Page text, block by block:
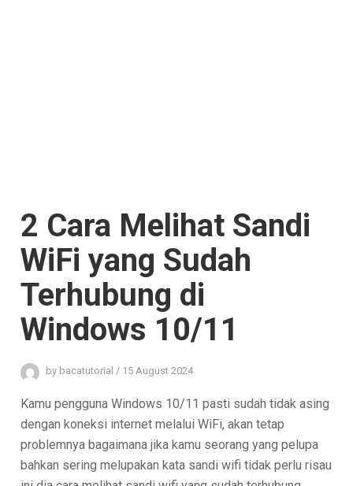
2 Cara Melihat Sandi
WiFi yang Sudah
Terhubung di
Windows 10/11
by bacatutorial / 15 August 2024
Kamu pengguna Windows 10/11 pasti sudah tidak asing
dengan koneksi internet melalui WiFi, akan tetap
problemnya bagaimana jika kamu seorang yang pelupa
bahkan sering melupakan kata sandi wifi tidak perlu risau